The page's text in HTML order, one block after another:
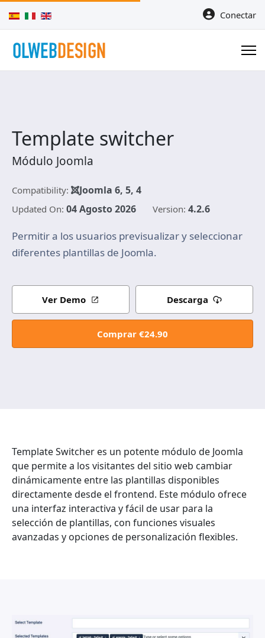
Seleccione su idioma Conectar
Template switcher
Módulo Joomla
Compatibility: Joomla 6, 5, 4
Updated On: 04 Agosto 2026 Version: 4.2.6
Permitir a los usuarios previsualizar y seleccionar
diferentes plantillas de Joomla.
Ver Demo Descarga
Comprar €24.90
Template Switcher es un potente módulo de Joomla
que permite a los visitantes del sitio web cambiar
dinámicamente entre las plantillas disponibles
directamente desde el frontend. Este módulo ofrece
una interfaz interactiva y fácil de usar para la
selección de plantillas, con funciones visuales
avanzadas y opciones de personalización flexibles.